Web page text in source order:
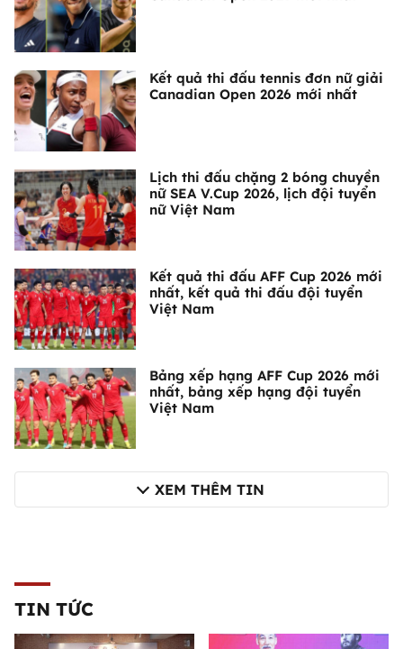
Kết quả thi đấu tennis đơn nữ giải
Canadian Open 2026 mới nhất
Lịch thi đấu chặng 2 bóng chuyền
nữ SEA V.Cup 2026, lịch đội tuyển
nữ Việt Nam
Kết quả thi đấu AFF Cup 2026 mới
nhất, kết quả thi đấu đội tuyển
Việt Nam
Bảng xếp hạng AFF Cup 2026 mới
nhất, bảng xếp hạng đội tuyển
Việt Nam
XEM THÊM TIN
TIN TỨC